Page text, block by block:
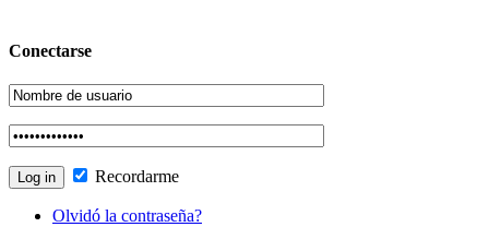
Conectarse
Recordarme
Olvidó la contraseña?